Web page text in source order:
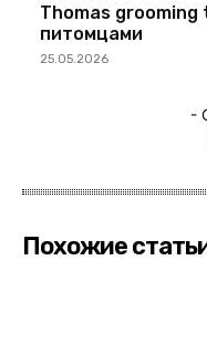
Thomas grooming
питомцами
25.05.2026
-
Похожие